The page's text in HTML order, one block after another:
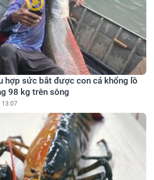
hợp sức bắt được con cá khổng lồ
98 kg trên sông